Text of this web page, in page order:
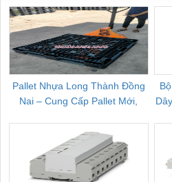
Pallet Nhựa Long Thành Đồng
Nai – Cung Cấp Pallet Mới,